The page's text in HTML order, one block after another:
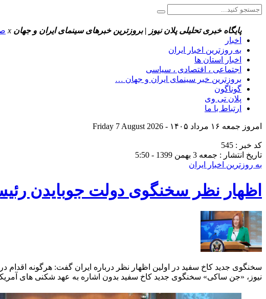
پایگاه خبری تحلیلی پلان نیوز | بروزترین خبرهای سینمای ایران و جهان x
اخبار
به روزترین اخبار ایران
اخبار استان ها
اجتماعی ، اقتصادی ، سیاسی
بروزترین خبر سینمای ایران و جهان …
گوناگون
پلان تی وی
ارتباط با ما
امروز جمعه ۱۶ مرداد ۱۴۰۵ - Friday 7 August 2026
کد خبر : 545
تاریخ انتشار : جمعه 3 بهمن 1399 - 5:50
به روزترین اخبار ایران
اظهار نظر سخنگوی دولت جوبایدن
سخنگوی جدید کاخ سفید در اولین اظهار نظر درباره ایران گفت: هرگونه
نیوز، «جن ساکی» سخنگوی جدید کاخ سفید بدون اشاره به عهد شکنی های